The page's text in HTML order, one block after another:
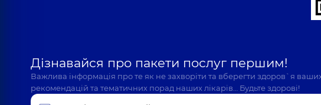
Дізнавайся про пакети послуг першим!
Важлива інформація про те як не захворіти та вберегти здоров`я
рекомендацій та тематичних порад наших лікарів… Будьте здорові!